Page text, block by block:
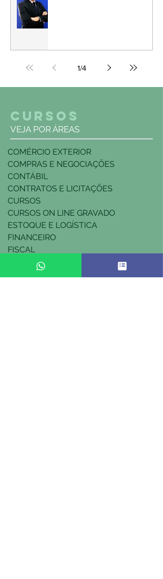
1/4
CURSOS
VEJA POR ÁREAS
COMÉRCIO EXTERIOR
COMPRAS E NEGOCIAÇÕES
CONTÁBIL
CONTRATOS E LICITAÇÕES
CURSOS
CURSOS ON LINE GRAVADO
ESTOQUE E LOGÍSTICA
FINANCEIRO
FISCAL
INSTRUTORES
JURÍDICA